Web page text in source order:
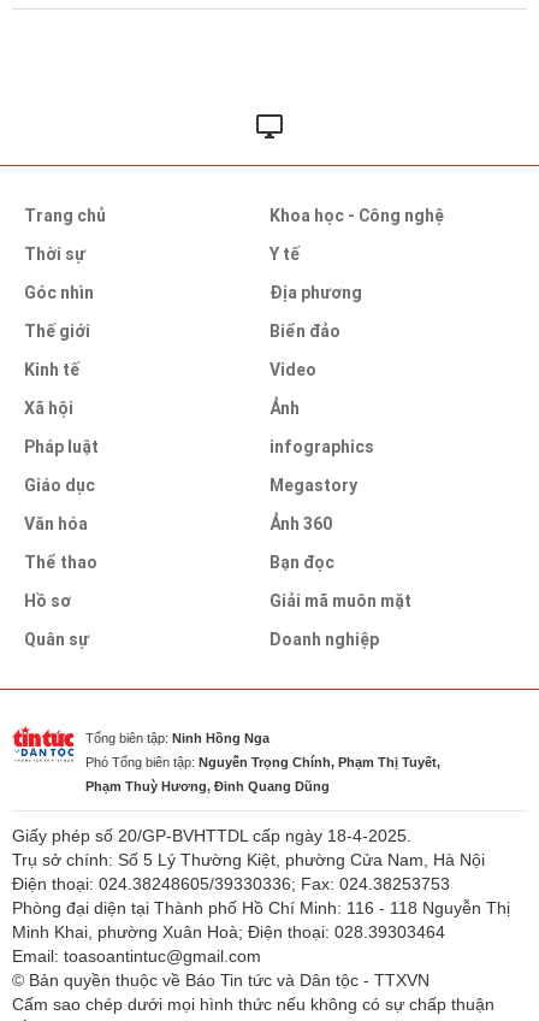
Trang chủ
Thời sự
Góc nhìn
Thế giới
Kinh tế
Xã hội
Pháp luật
Giáo dục
Văn hóa
Thể thao
Hồ sơ
Quân sự
Khoa học - Công nghệ
Y tế
Địa phương
Biển đảo
Video
Ảnh
infographics
Megastory
Ảnh 360
Bạn đọc
Giải mã muôn mặt
Doanh nghiệp
Tổng biên tập: Ninh Hồng Nga
Phó Tổng biên tập: Nguyễn Trọng Chính, Phạm Thị Tuyết,
Phạm Thuỳ Hương, Đinh Quang Dũng
Giấy phép số 20/GP-BVHTTDL cấp ngày 18-4-2025.
Trụ sở chính: Số 5 Lý Thường Kiệt, phường Cửa Nam, Hà Nội
Điện thoại: 024.38248605/39330336; Fax: 024.38253753
Phòng đại diện tại Thành phố Hồ Chí Minh: 116 - 118 Nguyễn Thị
Minh Khai, phường Xuân Hoà; Điện thoại: 028.39303464
Email: toasoantintuc@gmail.com
© Bản quyền thuộc về Báo Tin tức và Dân tộc - TTXVN
Cấm sao chép dưới mọi hình thức nếu không có sự chấp thuận